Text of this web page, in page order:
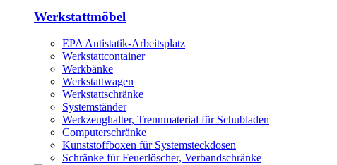
Werkstattmöbel
EPA Antistatik-Arbeitsplatz
Werkstattcontainer
Werkbänke
Werkstattwagen
Werkstattschränke
Systemständer
Werkzeughalter, Trennmaterial für Schubladen
Computerschränke
Kunststoffboxen für Systemsteckdosen
Schränke für Feuerlöscher, Verbandschränke